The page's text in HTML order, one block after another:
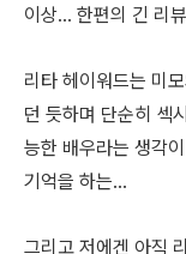
이상... 한편의 긴 리
리타 헤이워드는 미
던 듯하며 단순히 섹
능한 배우라는 생각
기억을 하는...
그리고 저에겐 아직